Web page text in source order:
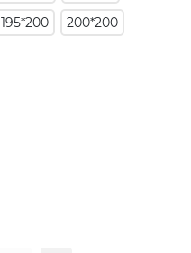
195*200
200*200